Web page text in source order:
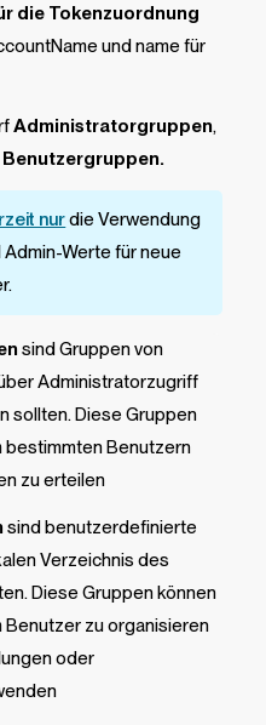
die Tokenzuordnung
und name für
Administratorgruppen,
Benutzergruppen.
nurdie Verwendung
Werte für neue
sind Gruppen von
Administratorzugriff
sollten. Diese Gruppen
bestimmten Benutzern
zu erteilen
sind benutzerdefinierte
Verzeichnis des
Diese Gruppen können
zu organisieren
oder